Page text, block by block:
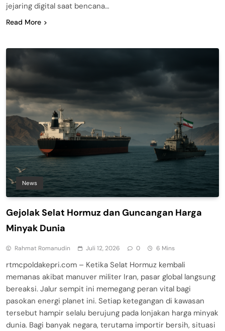
jejaring digital saat bencana…
Read More
News
Gejolak Selat Hormuz dan Guncangan Harga
Minyak Dunia
Rahmat Romanudin Juli 12, 2026 0 6 Mins
rtmcpoldakepri.com – Ketika Selat Hormuz kembali
memanas akibat manuver militer Iran, pasar global langsung
bereaksi. Jalur sempit ini memegang peran vital bagi
pasokan energi planet ini. Setiap ketegangan di kawasan
tersebut hampir selalu berujung pada lonjakan harga minyak
dunia. Bagi banyak negara, terutama importir bersih, situasi